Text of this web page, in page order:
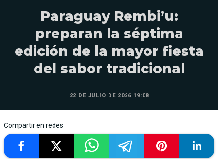
Paraguay Rembi’u:
preparan la séptima
edición de la mayor fiesta
del sabor tradicional
22 DE JULIO DE 2026 19:08
Compartir en redes